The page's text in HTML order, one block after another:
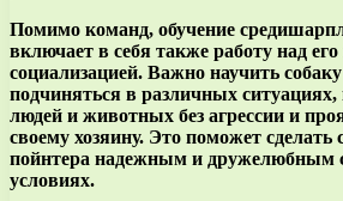
Помимо команд, обучение
включает в себя также работу над
социализацией. Важно научить
подчиняться в различных ситуациях,
людей и животных без агрессии и
своему хозяину. Это поможет сделать
пойнтера надежным и дружелюбным
условиях.